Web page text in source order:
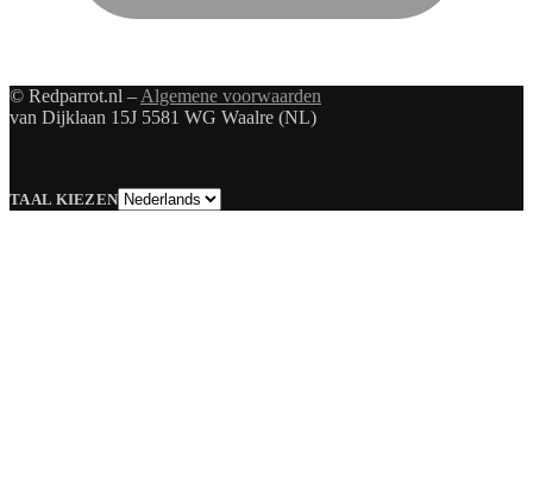
© Redparrot.nl – Algemene voorwaarden
van Dijklaan 15J 5581 WG Waalre (NL)
TAAL KIEZENTaal